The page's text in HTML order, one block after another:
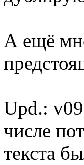
А ещё
Upd.:
числе
текста